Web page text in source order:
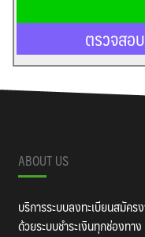
ตรวจสอ
ABOUT US
บริการระบบลงทะเบียนสมัค
ด้วยระบบชำระเงินทุกช่องทา